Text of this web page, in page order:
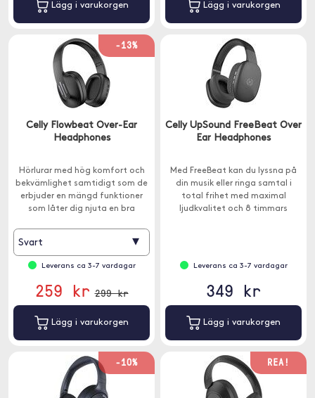
Lägg i varukorgen Lägg i varukorgen
-13%
Celly Flowbeat Over-Ear
Headphones
Hörlurar med hög komfort och
bekvämlighet samtidigt som de
erbjuder en mängd funktioner
som låter dig njuta en bra
Svart ▾
Leverans ca 3-7 vardagar
259 kr 299 kr
Lägg i varukorgen
Celly UpSound FreeBeat Over
Ear Headphones
Med FreeBeat kan du lyssna på
din musik eller ringa samtal i
total frihet med maximal
ljudkvalitet och 8 timmars
Leverans ca 3-7 vardagar
349 kr
Lägg i varukorgen
-10% REA!